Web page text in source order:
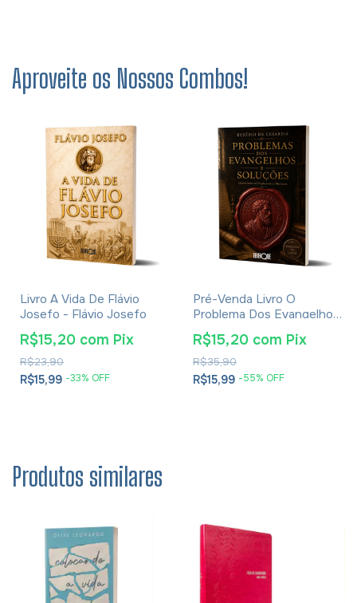
Aproveite os Nossos Combos!
Livro A Vida De Flávio
Josefo - Flávio Josefo
R$15,99 -33% OFF
R$23,90
R$15,20 com Pix
Pré-Venda Livro O
Problema Dos Evangelhos
E Soluções- Eusébio De
Cesareia
R$15,99 -55% OFF
R$35,90
R$15,20 com Pix
Produtos similares